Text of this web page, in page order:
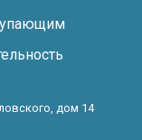
дом 14